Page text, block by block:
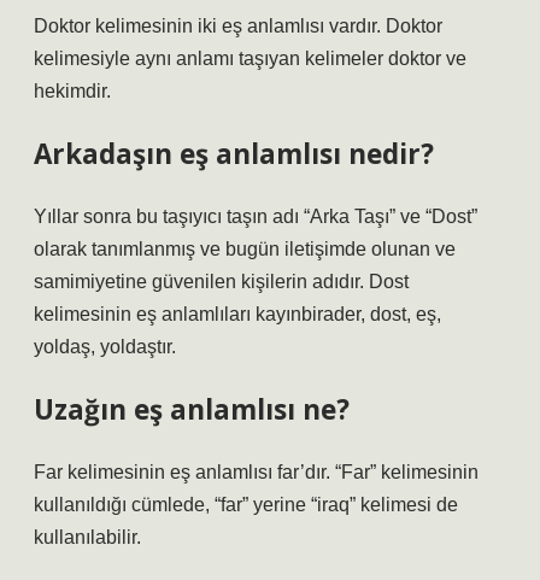
Doktor kelimesinin iki eş anlamlısı vardır. Doktor
kelimesiyle aynı anlamı taşıyan kelimeler doktor ve
hekimdir.
Arkadaşın eş anlamlısı nedir?
Yıllar sonra bu taşıyıcı taşın adı “Arka Taşı” ve “Dost”
olarak tanımlanmış ve bugün iletişimde olunan ve
samimiyetine güvenilen kişilerin adıdır. Dost
kelimesinin eş anlamlıları kayınbirader, dost, eş,
yoldaş, yoldaştır.
Uzağın eş anlamlısı ne?
Far kelimesinin eş anlamlısı far’dır. “Far” kelimesinin
kullanıldığı cümlede, “far” yerine “iraq” kelimesi de
kullanılabilir.